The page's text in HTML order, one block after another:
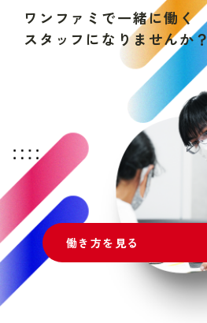
ワ ン フ ァ ミ で一緒に働 く
ス タ ッ フ にな りま せんか？
働き方を見る